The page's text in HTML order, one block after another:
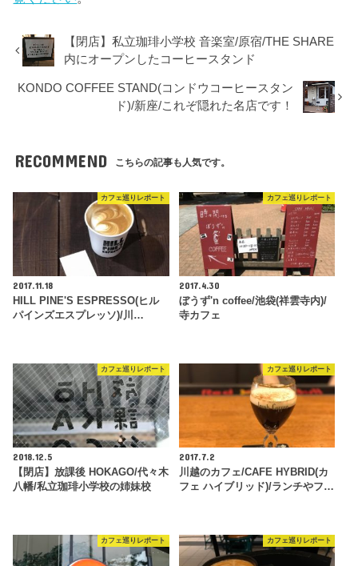
【閉店】私立珈琲小学校 音楽室/原宿/THE SHARE
内にオープンしたコーヒースタンド
KONDO COFFEE STAND(コンドウコーヒースタン
ド)/新座/これぞ隠れた名店です！
RECOMMEND こちらの記事も人気です。
カフェ巡りレポート
2017.11.18
HILL PINE'S ESPRESSO(ヒル
パインズエスプレッソ)/川…
カフェ巡りレポート
2017.4.30
ぼうず'n coffee/池袋(祥雲寺内)/
寺カフェ
カフェ巡りレポート
2018.12.5
【閉店】放課後 HOKAGO/代々木
八幡/私立珈琲小学校の姉妹校
カフェ巡りレポート
2017.7.2
川越のカフェ/CAFE HYBRID(カ
フェ ハイブリッド)/ランチやフ…
カフェ巡りレポート カフェ巡りレポート